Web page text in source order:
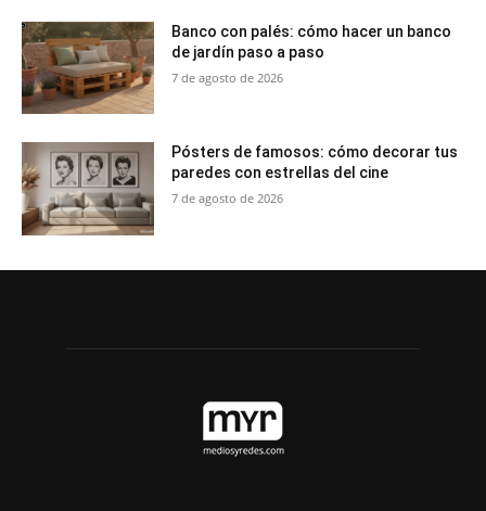
Banco con palés: cómo hacer un banco
de jardín paso a paso
7 de agosto de 2026
Pósters de famosos: cómo decorar tus
paredes con estrellas del cine
7 de agosto de 2026